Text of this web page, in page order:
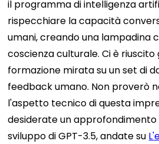
il programma di intelligenza
rispecchiare la capacità
umani, creando una lampadina
coscienza culturale. Ci è riuscito
formazione mirata su un set di
feedback umano. Non proverò
l'aspetto tecnico di questa
desiderate un approfondimento
sviluppo di GPT-3.5, andate su